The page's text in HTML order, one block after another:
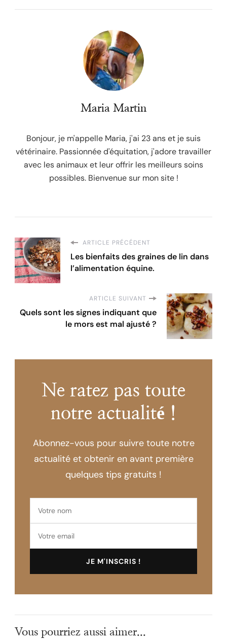
Maria Martin
Bonjour, je m'appelle Maria, j'ai 23 ans et je suis
vétérinaire. Passionnée d'équitation, j'adore travailler
avec les animaux et leur offrir les meilleurs soins
possibles. Bienvenue sur mon site !
ARTICLE PRÉCÉDENT
Les bienfaits des graines de lin dans
l’alimentation équine.
ARTICLE SUIVANT
Quels sont les signes indiquant que
le mors est mal ajusté ?
Ne ratez pas toute
notre actualité !
Abonnez-vous pour suivre toute notre
actualité et obtenir en avant première
quelques tips gratuits !
Vous pourriez aussi aimer...